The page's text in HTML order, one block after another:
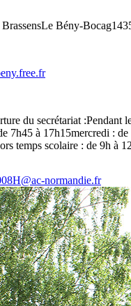
Le Bény-Bocag
du secrétariat :Pendant
7h45 à 17h15mercredi :
temps scolaire : de 9h à
normandie.fr